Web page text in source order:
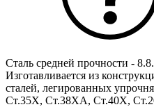
Сталь средней прочности - 8.8.
Изготавливается из
сталей, легированных
Ст.35Х, Ст.38ХА, Ст.40Х,